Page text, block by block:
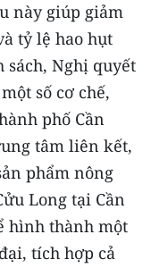
này giúp giảm
tỷ lệ hao hụt
sách, Nghị quyết
số cơ chế,
phố Cần
tâm liên kết,
phẩm nông
Long tại Cần
hình thành một
tích hợp cả